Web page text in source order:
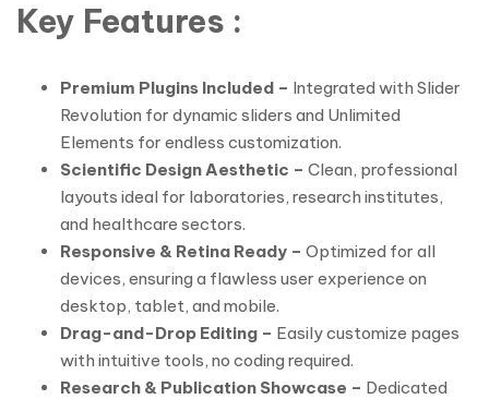
Key Features :
Premium Plugins Included – Integrated with Slider
Revolution for dynamic sliders and Unlimited
Elements for endless customization.
Scientific Design Aesthetic – Clean, professional
layouts ideal for laboratories, research institutes,
and healthcare sectors.
Responsive & Retina Ready – Optimized for all
devices, ensuring a flawless user experience on
desktop, tablet, and mobile.
Drag-and-Drop Editing – Easily customize pages
with intuitive tools, no coding required.
Research & Publication Showcase – Dedicated